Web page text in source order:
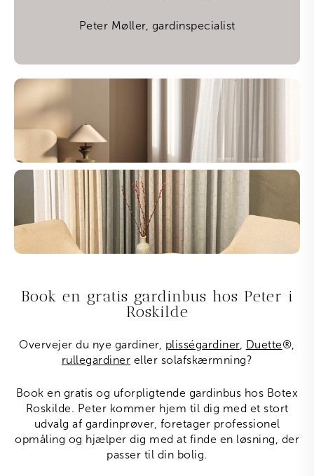
Peter Møller, gardinspecialist
Book en gratis gardinbus hos Peter i
Roskilde
Overvejer du nye gardiner, plisségardiner, Duette®
rullegardiner eller solafskærmning?
Book en gratis og uforpligtende gardinbus hos Botex
Roskilde. Peter kommer hjem til dig med et stort
udvalg af gardinprøver, foretager professionel
opmåling og hjælper dig med at finde en løsning, der
passer til din bolig.